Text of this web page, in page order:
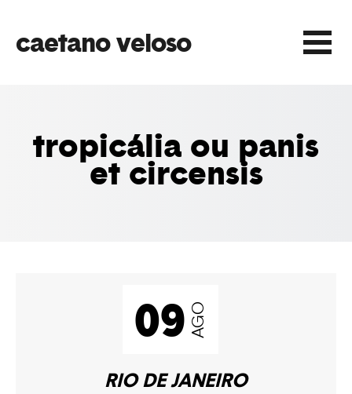
caetano veloso
tropicália ou panis
et circensis
09AGO
RIO DE JANEIRO